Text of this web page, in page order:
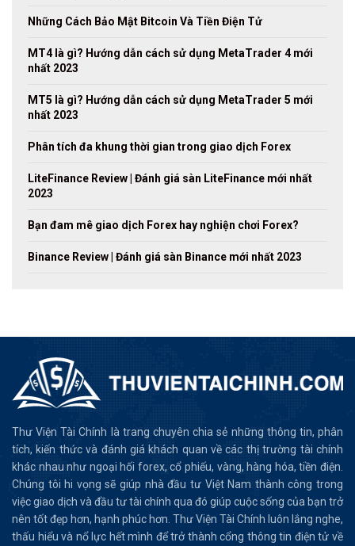
Những Cách Bảo Mật Bitcoin Và Tiền Điện Tử
MT4 là gì? Hướng dẫn cách sử dụng MetaTrader 4 mới
nhất 2023
MT5 là gì? Hướng dẫn cách sử dụng MetaTrader 5 mới
nhất 2023
Phân tích đa khung thời gian trong giao dịch Forex
LiteFinance Review | Đánh giá sàn LiteFinance mới nhất
2023
Bạn đam mê giao dịch Forex hay nghiện chơi Forex?
Binance Review | Đánh giá sàn Binance mới nhất 2023
Thư Viện Tài Chính là trang chuyên chia sẻ những thông tin, phân
tích, kiến thức và đánh giá khách quan về các thị trường tài chính
khác nhau như ngoại hối forex, cổ phiếu, vàng, hàng hóa, tiền điện.
Chúng tôi hi vọng sẽ giúp nhà đầu tư Việt Nam thành công trong
việc giao dịch và đầu tư tài chính qua đó giúp cuộc sống của bạn trở
nên tốt đẹp hơn, hạnh phúc hơn. Thư Viện Tài Chính luôn lắng nghe,
thấu hiểu và nổ lực hết mình để trở thành cổng thông tin điện tử về